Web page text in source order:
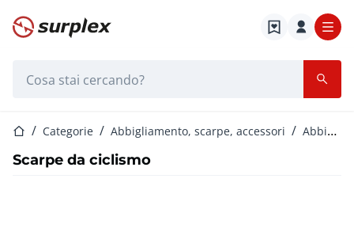
Home
Home Categorie Abbigliamento, scarpe, accessori Abbigliamento da ciclismo
Scarpe da ciclismo